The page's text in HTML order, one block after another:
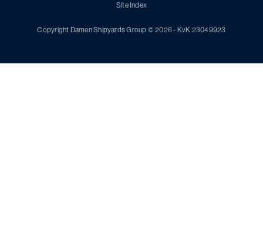
Site Index
Copyright Damen Shipyards Group © 2026 - KvK 23049923